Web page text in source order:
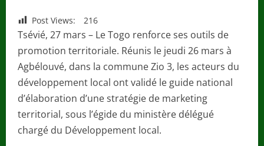
Post Views: 216
Tsévié, 27 mars – Le Togo renforce ses outils de
promotion territoriale. Réunis le jeudi 26 mars à
Agbélouvé, dans la commune Zio 3, les acteurs du
développement local ont validé le guide national
d’élaboration d’une stratégie de marketing
territorial, sous l’égide du ministère délégué
chargé du Développement local.